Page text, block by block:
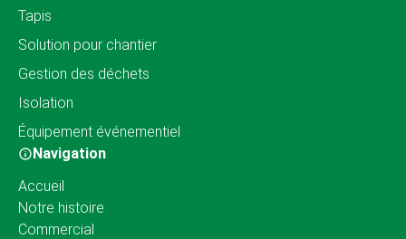
Tapis
Solution pour chantier
Gestion des déchets
Isolation
Équipement événementiel
Navigation
Accueil
Notre histoire
Commercial